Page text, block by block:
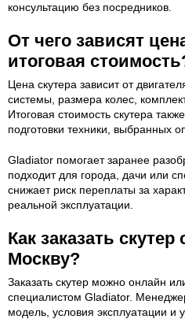
консультацию без посредников.
От чего зависят
итоговая
Цена скутера зависит от
системы, размера колес,
Итоговая стоимость скутера
подготовки техники, выбранных
Gladiator помогает заранее
подходит для города, дачи или
снижает риск переплаты за
реальной эксплуатации.
Как заказать
Москву?
Заказать скутер можно онлайн
специалистом Gladiator.
модель, условия эксплуатации и